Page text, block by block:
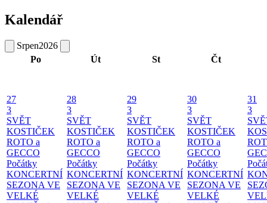
Kalendář
Srpen2026
Po
Út St Čt
27
3
SVĚT
KOSTIČEK
ROTO a
GECCO
Počátky
KONCERTNÍ
SEZONA VE
VELKÉ
28
3
SVĚT
KOSTIČEK
ROTO a
GECCO
Počátky
KONCERTNÍ
SEZONA VE
VELKÉ
29
3
SVĚT
KOSTIČEK
ROTO a
GECCO
Počátky
KONCERTNÍ
SEZONA VE
VELKÉ
30
3
SVĚT
KOSTIČEK
ROTO a
GECCO
Počátky
KONCERTNÍ
SEZONA VE
VELKÉ
31
3